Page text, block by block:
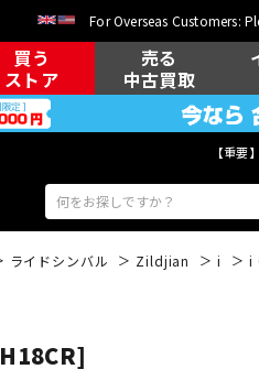
For Overseas Customers:
買う
ストア
売る
中古買取
【重要
ライドシンバル Zildjian i i